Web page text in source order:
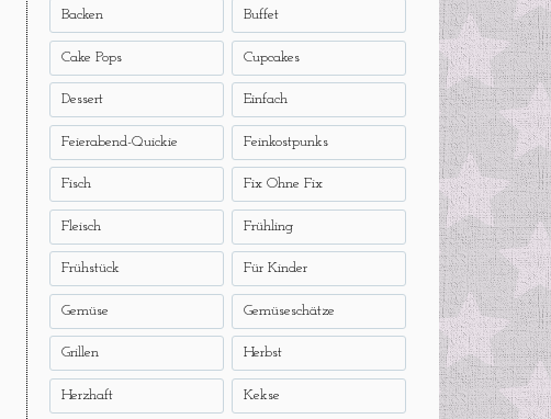
Backen Buffet
Cake Pops Cupcakes
Dessert Einfach
Feierabend-Quickie Feinkostpunks
Fisch Fix Ohne Fix
Fleisch Frühling
Frühstück Für Kinder
Gemüse Gemüseschätze
Grillen Herbst
Herzhaft Kekse